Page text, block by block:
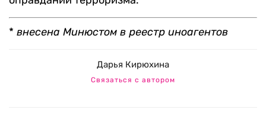
* внесена Минюстом в реестр иноагентов
Дарья Кирюхина
Связаться с автором